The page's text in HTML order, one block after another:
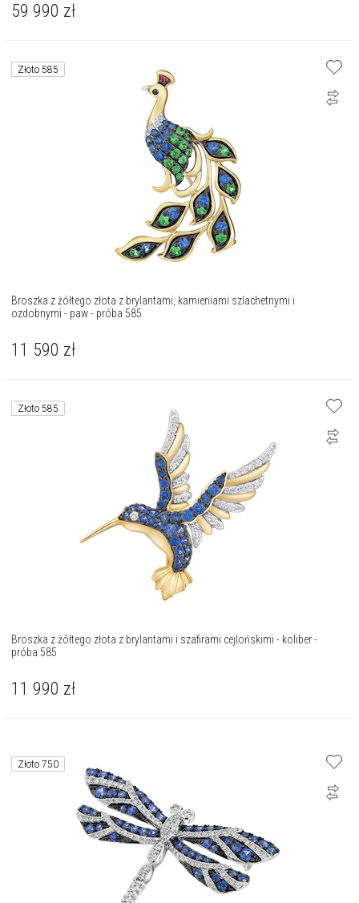
59 990 zł
Złoto 585
Broszka z żółtego złota z brylantami, kamieniami szlachetnymi i
ozdobnymi - paw - próba 585
11 590 zł
Złoto 585
Broszka z żółtego złota z brylantami i szafirami cejlońskimi - koliber -
próba 585
11 990 zł
Złoto 750